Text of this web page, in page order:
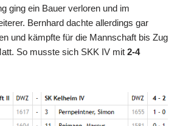
ging ein Bauer verloren und im
Bernhard dachte allerdings gar
und kämpfte für die Mannschaft bis Zug
So musste sich SKK IV mit 2-4